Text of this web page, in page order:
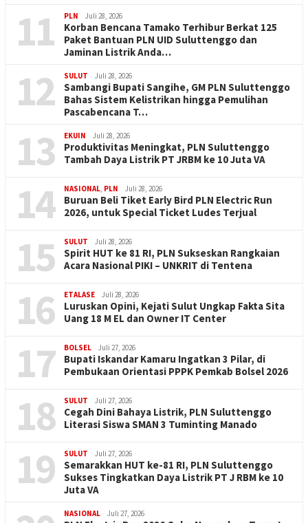
11 PLN Juli 28, 2026
Korban Bencana Tamako Terhibur Berkat 125
Paket Bantuan PLN UID Suluttenggo dan
Jaminan Listrik Anda…
12 SULUT Juli 28, 2026
Sambangi Bupati Sangihe, GM PLN Suluttenggo
Bahas Sistem Kelistrikan hingga Pemulihan
Pascabencana T…
13 EKUIN Juli 28, 2026
Produktivitas Meningkat, PLN Suluttenggo
Tambah Daya Listrik PT JRBM ke 10 Juta VA
14 NASIONAL, PLN Juli 28, 2026
Buruan Beli Tiket Early Bird PLN Electric Run
2026, untuk Special Ticket Ludes Terjual
15 SULUT Juli 28, 2026
Spirit HUT ke 81 RI, PLN Sukseskan Rangkaian
Acara Nasional PIKI – UNKRIT di Tentena
16 ETALASE Juli 28, 2026
Luruskan Opini, Kejati Sulut Ungkap Fakta Sita
Uang 18 M EL dan Owner IT Center
17 BOLSEL Juli 27, 2026
Bupati Iskandar Kamaru Ingatkan 3 Pilar, di
Pembukaan Orientasi PPPK Pemkab Bolsel 2026
18 SULUT Juli 27, 2026
Cegah Dini Bahaya Listrik, PLN Suluttenggo
Literasi Siswa SMAN 3 Tuminting Manado
19 SULUT Juli 27, 2026
Semarakkan HUT ke-81 RI, PLN Suluttenggo
Sukses Tingkatkan Daya Listrik PT J RBM ke 10
Juta VA
NASIONAL Juli 27, 2026